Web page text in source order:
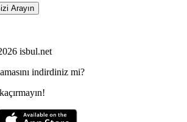
Arayın
isbul.net
indirdiniz mi?